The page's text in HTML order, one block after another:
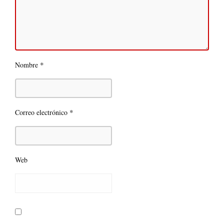
Nombre *
Correo electrónico *
Web